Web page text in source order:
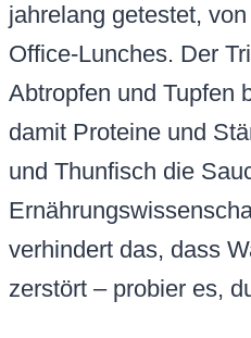
jahrelang getestet,
Office-Lunches. Der
Abtropfen und Tupfen
damit Proteine und
und Thunfisch die
verhindert das, dass
zerstört – probier es,